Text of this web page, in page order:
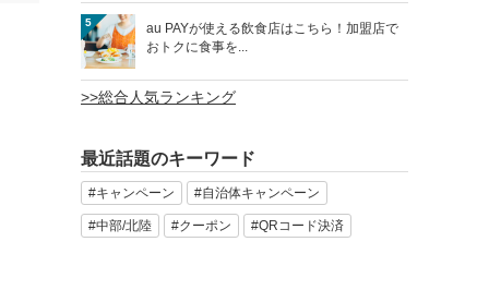
5
au PAYが使える飲食店はこちら！加盟店で
おトクに食事を...
>>総合人気ランキング
最近話題のキーワード
#キャンペーン #自治体キャンペーン
#中部/北陸 #クーポン #QRコード決済